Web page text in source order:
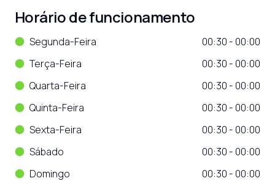
Horário de funcionamento
Segunda-Feira
00:30 - 00:00
Terça-Feira
00:30 - 00:00
Quarta-Feira
00:30 - 00:00
Quinta-Feira
00:30 - 00:00
Sexta-Feira
00:30 - 00:00
Sábado
00:30 - 00:00
Domingo
00:30 - 00:00